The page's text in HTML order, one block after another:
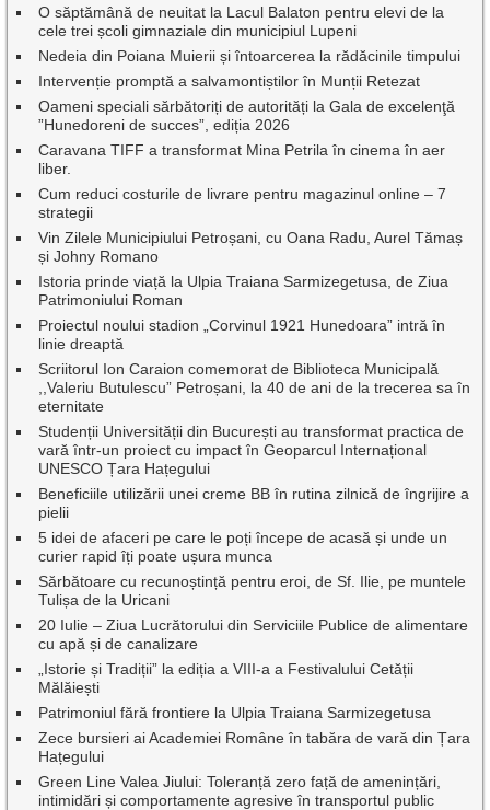
O săptămână de neuitat la Lacul Balaton pentru elevi de la
cele trei școli gimnaziale din municipiul Lupeni
Nedeia din Poiana Muierii și întoarcerea la rădăcinile timpului
Intervenție promptă a salvamontiștilor în Munții Retezat
Oameni speciali sărbătoriți de autorități la Gala de excelenţă
”Hunedoreni de succes”, ediția 2026
Caravana TIFF a transformat Mina Petrila în cinema în aer
liber.
Cum reduci costurile de livrare pentru magazinul online – 7
strategii
Vin Zilele Municipiului Petroșani, cu Oana Radu, Aurel Tămaș
și Johny Romano
Istoria prinde viață la Ulpia Traiana Sarmizegetusa, de Ziua
Patrimoniului Roman
Proiectul noului stadion „Corvinul 1921 Hunedoara” intră în
linie dreaptă
Scriitorul Ion Caraion comemorat de Biblioteca Municipală
,,Valeriu Butulescu” Petroșani, la 40 de ani de la trecerea sa în
eternitate
Studenții Universității din București au transformat practica de
vară într-un proiect cu impact în Geoparcul Internațional
UNESCO Țara Hațegului
Beneficiile utilizării unei creme BB în rutina zilnică de îngrijire a
pielii
5 idei de afaceri pe care le poți începe de acasă și unde un
curier rapid îți poate ușura munca
Sărbătoare cu recunoștință pentru eroi, de Sf. Ilie, pe muntele
Tulișa de la Uricani
20 Iulie – Ziua Lucrătorului din Serviciile Publice de alimentare
cu apă și de canalizare
„Istorie și Tradiții” la ediția a VIII-a a Festivalului Cetății
Mălăiești
Patrimoniul fără frontiere la Ulpia Traiana Sarmizegetusa
Zece bursieri ai Academiei Române în tabăra de vară din Țara
Hațegului
Green Line Valea Jiului: Toleranță zero față de amenințări,
intimidări și comportamente agresive în transportul public